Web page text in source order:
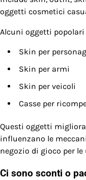
oggetti cosmetici
Alcuni oggetti
Skin per
Skin per armi
Skin per veicoli
Casse per
Questi oggetti
influenzano le
negozio di gioco per
Ci sono sconti o